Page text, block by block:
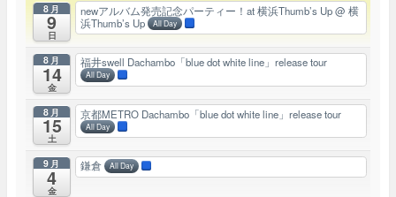
8月
9
日
newアルバム発売記念パーティー！at 横浜Thumb’s Up@ 横
浜Thumb’s Up
All Day
8月
14
金
福井swell Dachambo「blue dot white line」release tour
All Day
8月
15
土
京都METRO Dachambo「blue dot white line」release tour
All Day
9月
4
金
鎌倉 All Day